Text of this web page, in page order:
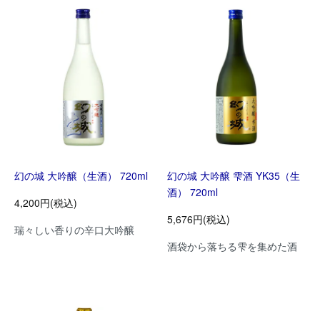
幻の城 大吟醸（生酒） 720ml
4,200円(税込)
瑞々しい香りの辛口大吟醸
幻の城 大吟醸 雫酒 YK35（生
酒） 720ml
5,676円(税込)
酒袋から落ちる雫を集めた酒